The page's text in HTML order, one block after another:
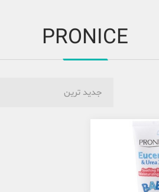
PRONICE